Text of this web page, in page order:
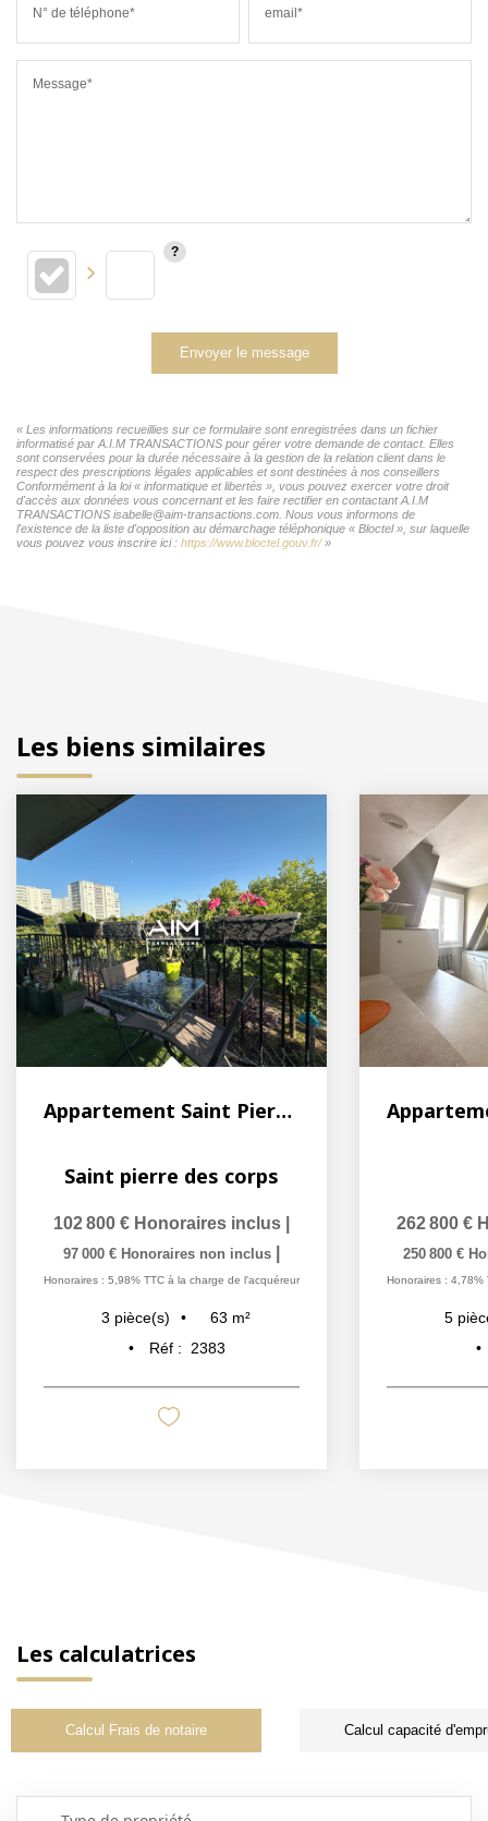
N° de téléphone* email*
Message*
Envoyer le message
« Les informations recueillies sur ce formulaire sont enregistrées dans un fichier
informatisé par A.I.M TRANSACTIONS pour gérer votre demande de contact. Elles
sont conservées pour la durée nécessaire à la gestion de la relation client dans le
respect des prescriptions légales applicables et sont destinées à nos conseillers
Conformément à la loi « informatique et libertés », vous pouvez exercer votre droit
d'accès aux données vous concernant et les faire rectifier en contactant A.I.M
TRANSACTIONS isabelle@aim-transactions.com. Nous vous informons de
l'existence de la liste d'opposition au démarchage téléphonique « Bloctel », sur laquelle
vous pouvez vous inscrire ici : https://www.bloctel.gouv.fr/»
Les biens similaires
Appartement Saint Pierre Des Corps 3 pièce(s) 63 m2
Saint pierre des corps
102 800 € Honoraires inclus
97 000 € Honoraires non inclus
Honoraires : 5,98% TTC à la charge de l'acquéreur
3 pièce(s) 63 m²
Réf :
2383
262 800 €
250 800 €
Honoraires : 4,78%
5
Les calculatrices
Calcul Frais de notaire Calcul capacité